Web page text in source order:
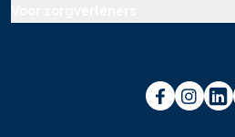
Franchise informatie
Voorlichting scholen